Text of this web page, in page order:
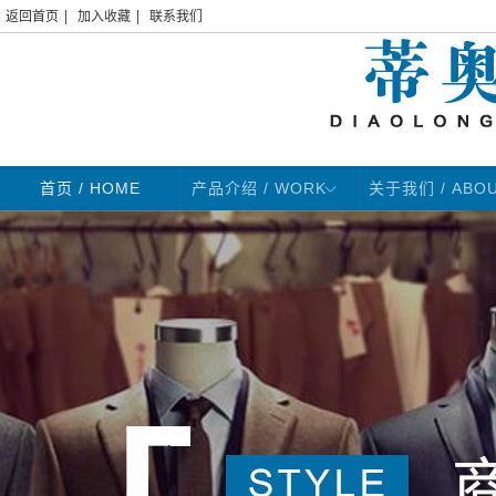
返回首页 加入收藏 联系我们
首页 / HOME 产品介绍 / WORK 关于我们 /